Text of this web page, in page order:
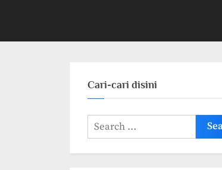
Cari-cari disini
Search
for: